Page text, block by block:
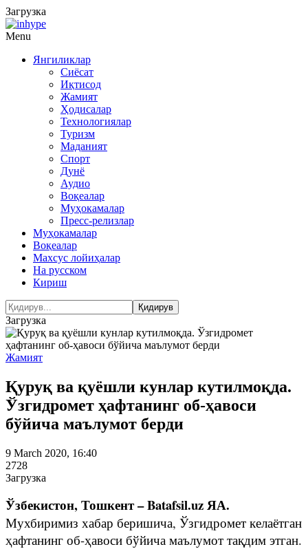
Загрузка
Menu
Янгиликлар
Сиёсат
Иқтисод
Жамият
Ҳодисалар
Технологиялар
Туризм
Маданият
Спорт
Дунё
Аудио
Воқеалар
Муҳокамалар
Пресс-релизлар
Муҳокамалар
Воқеалар
Махсус лойиҳалар
На русском
Кириш
Загрузка
Жамият
Қуруқ ва қуёшли кунлар кутилмоқда.
Ўзгидромет ҳафтанинг об-ҳавоси
бўйича маълумот берди
9 March 2020, 16:40
2728
Загрузка
Ўзбекистон, Тошкент – Batafsil.uz ЯА.
Мухбиримиз хабар беришича, Ўзгидромет келаётган
ҳафтанинг об-ҳавоси бўйича маълумот тақдим этган.